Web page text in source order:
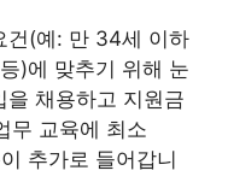
건(예: 만 34세 이하
)에 맞추기 위해 눈
을 채용하고 지원금
무 교육에 최소
추가로 들어갑니